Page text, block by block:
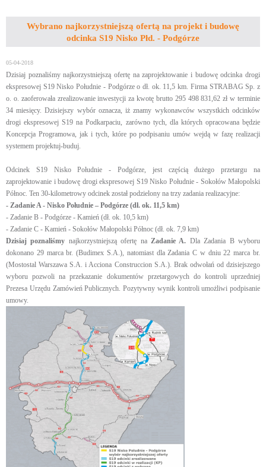
Wybrano najkorzystniejszą ofertą na projekt i budowę
odcinka S19 Nisko Płd. - Podgórze
05-04-2018
Dzisiaj poznaliśmy najkorzystniejszą ofertę na zaprojektowanie i budowę odcinka drogi
ekspresowej S19 Nisko Południe - Podgórze o dł. ok. 11,5 km. Firma STRABAG Sp. z
o. o. zaoferowała zrealizowanie inwestycji za kwotę brutto 295 498 831,62 zł w terminie
34 miesięcy. Dzisiejszy wybór oznacza, iż znamy wykonawców wszystkich odcinków
drogi ekspresowej S19 na Podkarpaciu, zarówno tych, dla których opracowana będzie
Koncepcja Programowa, jak i tych, które po podpisaniu umów wejdą w fazę realizacji
systemem projektuj-buduj.
Odcinek S19 Nisko Południe - Podgórze, jest częścią dużego przetargu na
zaprojektowanie i budowę drogi ekspresowej S19 Nisko Południe - Sokołów Małopolski
Północ. Ten 30-kilometrowy odcinek został podzielony na trzy zadania realizacyjne:
- Zadanie A - Nisko Południe – Podgórze (dł. ok. 11,5 km)
- Zadanie B - Podgórze - Kamień (dł. ok. 10,5 km)
- Zadanie C - Kamień - Sokołów Małopolski Północ (dł. ok. 7,9 km)
Dzisiaj poznaliśmy najkorzystniejszą ofertę naZadanie A. Dla Zadania B wyboru
dokonano 29 marca br. (Budimex S.A.), natomiast dla Zadania C w dniu 22 marca br.
(Mostostal Warszawa S.A. i Acciona Construccion S.A.). Brak odwołań od dzisiejszego
wyboru pozwoli na przekazanie dokumentów przetargowych do kontroli uprzedniej
Prezesa Urzędu Zamówień Publicznych. Pozytywny wynik kontroli umożliwi podpisanie
umowy.